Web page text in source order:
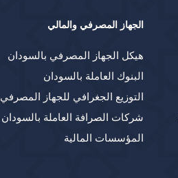
الجهاز المصرفي والمالي
هيكل الجهاز المصرفي بالسودان
البنوك العاملة بالسودان
التوزيع الجغرافي للجهاز المصرفي
شركات الصرافة العاملة بالسودان
المؤسسات المالية